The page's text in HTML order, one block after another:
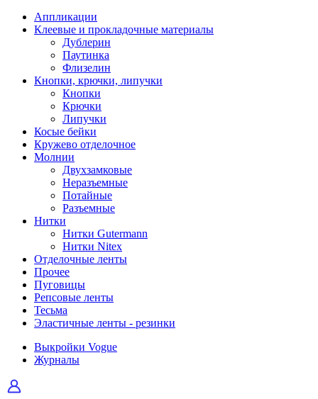
Аппликации
Клеевые и прокладочные материалы
Дублерин
Паутинка
Флизелин
Кнопки, крючки, липучки
Кнопки
Крючки
Липучки
Косые бейки
Кружево отделочное
Молнии
Двухзамковые
Неразъемные
Потайные
Разъемные
Нитки
Нитки Gutermann
Нитки Nitex
Отделочные ленты
Прочее
Пуговицы
Репсовые ленты
Тесьма
Эластичные ленты - резинки
Выкройки Vogue
Журналы